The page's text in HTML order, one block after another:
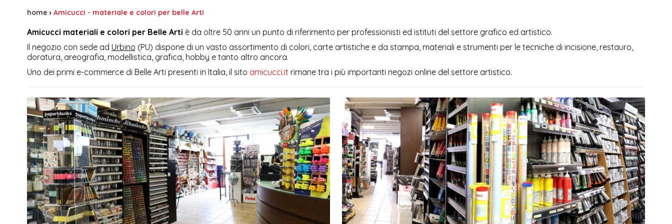
home › Amicucci - materiale e colori per belle Arti
Amicucci materiali e colori per Belle Arti è da oltre 50 anni un punto di riferimento per professionisti ed istituti del settore grafico ed artistico.
Il negozio con sede ad Urbino (PU) dispone di un vasto assortimento di colori, carte artistiche e da stampa, materiali e strumenti per le tecniche di incisione, restauro,
doratura, areografia, modellistica, grafica, hobby e tanto altro ancora.
Uno dei primi e-commerce di Belle Arti presenti in Italia, il sito amicucci.it rimane tra i più importanti negozi online del settore artistico.